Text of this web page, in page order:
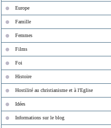
Europe
Famille
Femmes
Films
Foi
Histoire
Hostilité au christianisme et à l'Eglise
Idées
Informations sur le blog